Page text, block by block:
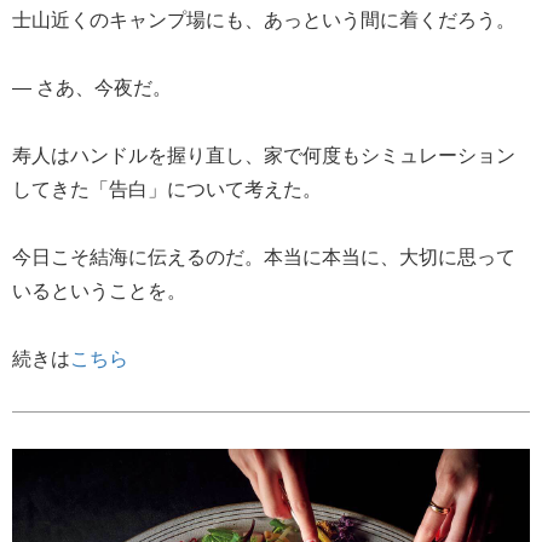
士山近くのキャンプ場にも、あっという間に着くだろう。
― さあ、今夜だ。
寿人はハンドルを握り直し、家で何度もシミュレーション
してきた「告白」について考えた。
今日こそ結海に伝えるのだ。本当に本当に、大切に思って
いるということを。
続きはこちら